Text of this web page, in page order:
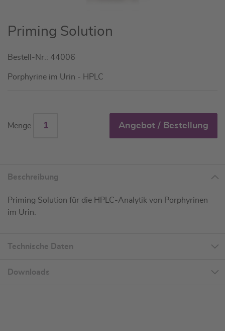
Zum
Anfang
Bildgalerie
springen
Priming Solution
Bestell-Nr.: 44006
Porphyrine im Urin - HPLC
Menge Angebot / Bestellung
Beschreibung
Priming Solution für die HPLC-Analytik von Porphyrinen
im Urin.
Technische Daten
Downloads